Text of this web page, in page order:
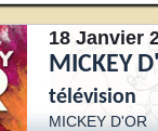
18 Janvier
MICKEY
télévision
MICKEY D'OR